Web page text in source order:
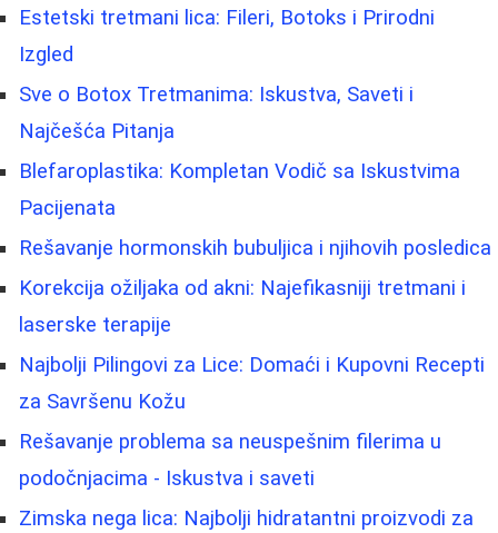
Estetski tretmani lica: Fileri, Botoks i Prirodni
Izgled
Sve o Botox Tretmanima: Iskustva, Saveti i
Najčešća Pitanja
Blefaroplastika: Kompletan Vodič sa Iskustvima
Pacijenata
Rešavanje hormonskih bubuljica i njihovih posledica
Korekcija ožiljaka od akni: Najefikasniji tretmani i
laserske terapije
Najbolji Pilingovi za Lice: Domaći i Kupovni Recepti
za Savršenu Kožu
Rešavanje problema sa neuspešnim filerima u
podočnjacima - Iskustva i saveti
Zimska nega lica: Najbolji hidratantni proizvodi za